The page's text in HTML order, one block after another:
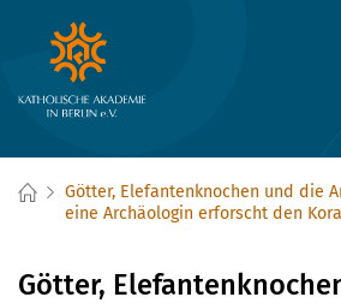
Götter, Elefantenknochen und die
eine Archäologin erforscht den
Götter,